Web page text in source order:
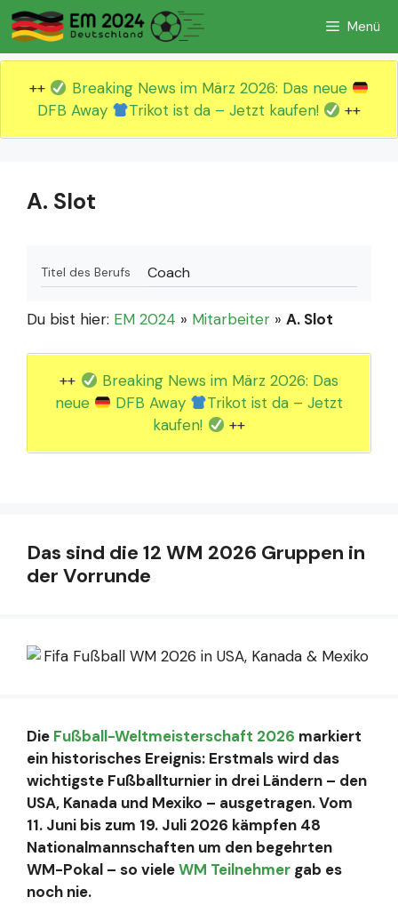
Zum
Inhalt
springen
Menü
++
Breaking News im März 2026: Das neue
DFB Away
Trikot ist da – Jetzt kaufen! ++
A. Slot
Titel des Berufs Coach
Du bist hier: EM 2024 » Mitarbeiter » A. Slot
++
Breaking News im März 2026: Das
neue
DFB Away
Trikot ist da – Jetzt
kaufen!
++
Das sind die 12 WM 2026 Gruppen in
der Vorrunde
Die Fußball-Weltmeisterschaft 2026 markiert
ein historisches Ereignis: Erstmals wird das
wichtigste Fußballturnier in drei Ländern – den
USA, Kanada und Mexiko – ausgetragen. Vom
11. Juni bis zum 19. Juli 2026 kämpfen 48
Nationalmannschaften um den begehrten
WM-Pokal – so vieleWM Teilnehmer gab es
noch nie.